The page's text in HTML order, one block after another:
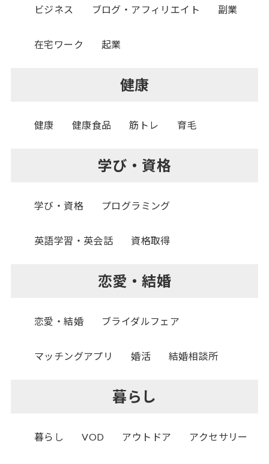
ビジネス ブログ・アフィリエイト 副業
在宅ワーク 起業
健康
健康 健康食品 筋トレ 育毛
学び・資格
学び・資格 プログラミング
英語学習・英会話 資格取得
恋愛・結婚
恋愛・結婚 ブライダルフェア
マッチングアプリ 婚活 結婚相談所
暮らし
暮らし VOD アウトドア アクセサリー